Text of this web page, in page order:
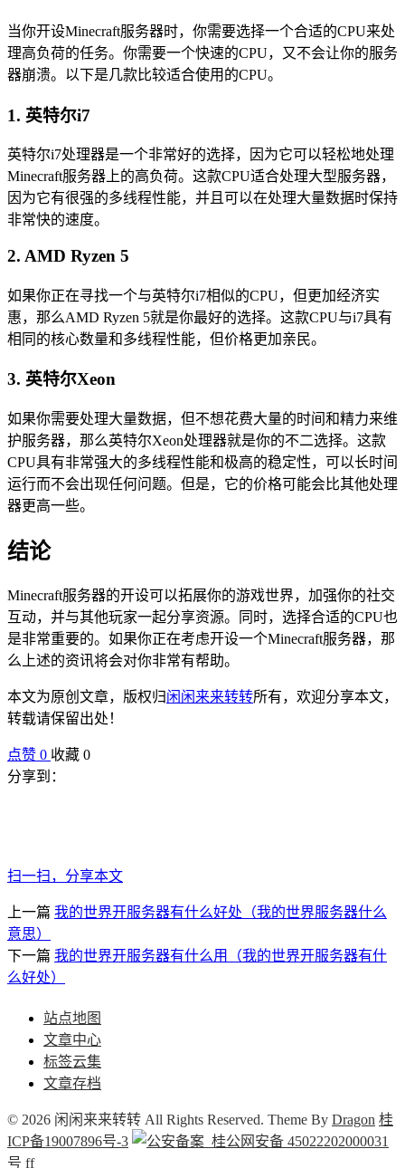
当你开设Minecraft服务器时，你需要选择一个合适的CPU来处
理高负荷的任务。你需要一个快速的CPU，又不会让你的服务
器崩溃。以下是几款比较适合使用的CPU。
1. 英特尔i7
英特尔i7处理器是一个非常好的选择，因为它可以轻松地处理
Minecraft服务器上的高负荷。这款CPU适合处理大型服务器，
因为它有很强的多线程性能，并且可以在处理大量数据时保持
非常快的速度。
2. AMD Ryzen 5
如果你正在寻找一个与英特尔i7相似的CPU，但更加经济实
惠，那么AMD Ryzen 5就是你最好的选择。这款CPU与i7具有
相同的核心数量和多线程性能，但价格更加亲民。
3. 英特尔Xeon
如果你需要处理大量数据，但不想花费大量的时间和精力来维
护服务器，那么英特尔Xeon处理器就是你的不二选择。这款
CPU具有非常强大的多线程性能和极高的稳定性，可以长时间
运行而不会出现任何问题。但是，它的价格可能会比其他处理
器更高一些。
结论
Minecraft服务器的开设可以拓展你的游戏世界，加强你的社交
互动，并与其他玩家一起分享资源。同时，选择合适的CPU也
是非常重要的。如果你正在考虑开设一个Minecraft服务器，那
么上述的资讯将会对你非常有帮助。
本文为原创文章，版权归闲闲来来转转所有，欢迎分享本文，
转载请保留出处！
点赞 0 收藏 0
分享到：
扫一扫，分享本文
上一篇 我的世界开服务器有什么好处（我的世界服务器什么
意思）
下一篇 我的世界开服务器有什么用（我的世界开服务器有什
么好处）
站点地图
文章中心
标签云集
文章存档
© 2026 闲闲来来转转 All Rights Reserved. Theme By Dragon 桂
ICP备19007896号-3
桂公网安备 45022202000031
号 ff